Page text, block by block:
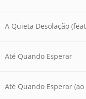
A Quieta Desolação
Até Quando Esperar
Até Quando Esperar (ao